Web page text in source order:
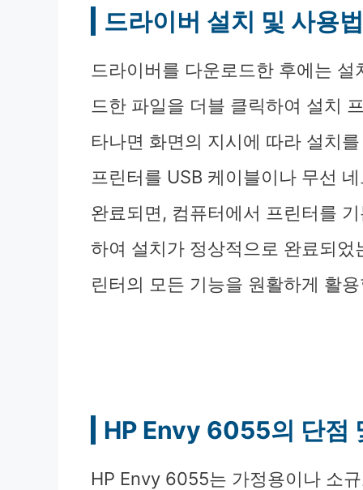
드라이버 설치 및 사용법
드라이버를 다운로드한 후에는
드한 파일을 더블 클릭하여 설치
타나면 화면의 지시에 따라 설치
프린터를 USB 케이블이나 무선
완료되면, 컴퓨터에서 프린터를
하여 설치가 정상적으로 완료되
린터의 모든 기능을 원활하게 활
HP Envy 6055의 단점
HP Envy 6055는 가정용이나 소